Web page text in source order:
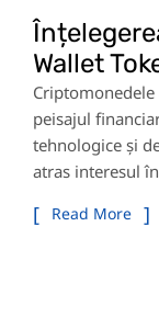
Wallet
peisajul
tehnologice și
atras interesul
Read More